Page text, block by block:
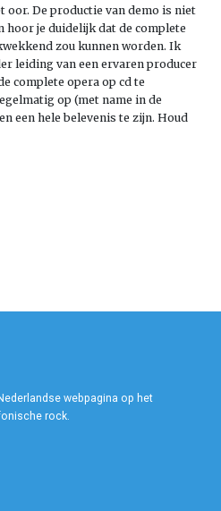
oor. De productie van demo is niet
hoor je duidelijk dat de complete
zou kunnen worden. Ik
leiding van een ervaren producer
complete opera op cd te
op (met name in de
een hele belevenis te zijn. Houd
webpagina op het
rock.